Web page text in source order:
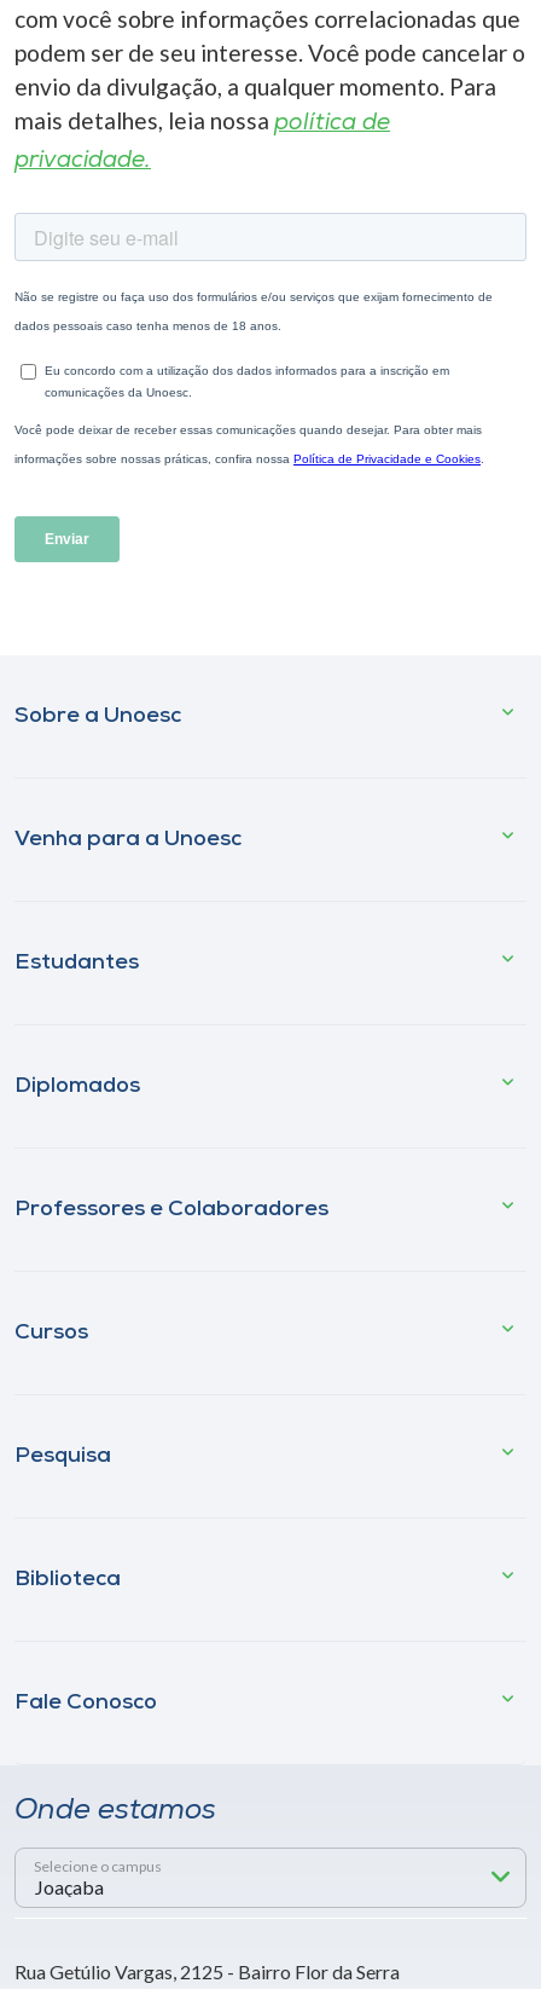
com você sobre informações correlacionadas que
podem ser de seu interesse. Você pode cancelar o
envio da divulgação, a qualquer momento. Para
mais detalhes, leia nossa política de
privacidade.
Sobre a Unoesc
Venha para a Unoesc
Estudantes
Diplomados
Professores e Colaboradores
Cursos
Pesquisa
Biblioteca
Fale Conosco
Onde estamos
Selecione o campus
Rua Getúlio Vargas, 2125 - Bairro Flor da Serra